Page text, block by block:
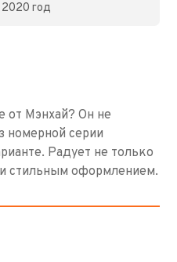
2020 год
от Мэнхай? Он не
номерной серии
Радует не только
стильным оформлением.